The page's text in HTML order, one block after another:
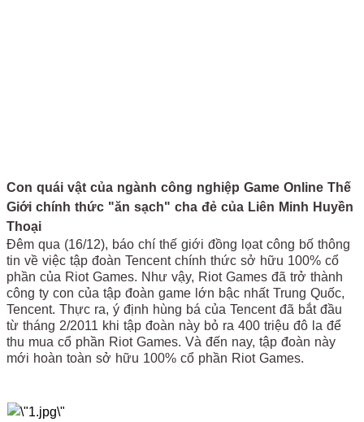
Con quái vật của ngành công nghiệp Game Online Thế
Giới chính thức "ăn sạch" cha đẻ của Liên Minh Huyền
Thoại
Đêm qua (16/12), báo chí thế giới đồng lọat công bố thông
tin về việc tập đoàn Tencent chính thức sở hữu 100% cổ
phần của Riot Games. Như vậy, Riot Games đã trở thành
công ty con của tập đoàn game lớn bậc nhất Trung Quốc,
Tencent. Thực ra, ý định hùng bá của Tencent đã bắt đầu
từ tháng 2/2011 khi tập đoàn này bỏ ra 400 triệu đô la để
thu mua cổ phần Riot Games. Và đến nay, tập đoàn này
mới hoàn toàn sở hữu 100% cổ phần Riot Games.